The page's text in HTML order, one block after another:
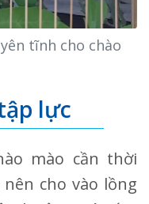
tĩnh cho chào
lực
mào cần thời
cho vào lồng